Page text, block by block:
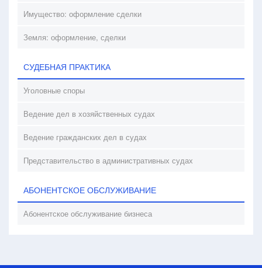
Имущество: оформление сделки
Земля: оформление, сделки
СУДЕБНАЯ ПРАКТИКА
Уголовные споры
Ведение дел в хозяйственных судах
Ведение гражданских дел в судах
Представительство в административных судах
АБОНЕНТСКОЕ ОБСЛУЖИВАНИЕ
Абонентское обслуживание бизнеса